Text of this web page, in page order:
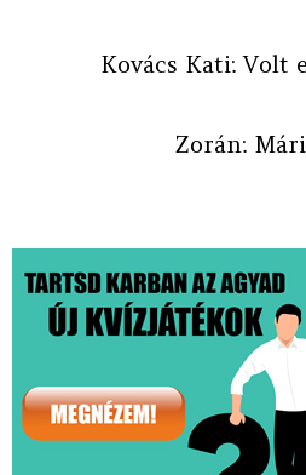
Kovács Kati: Volt
Zorán: